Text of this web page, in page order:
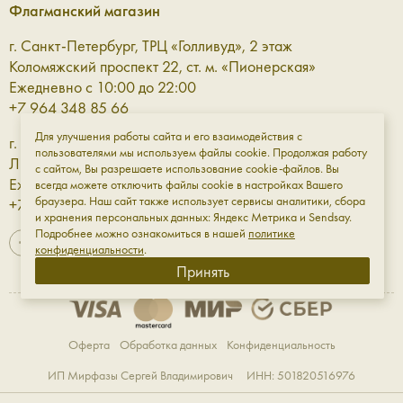
Модные сумки среднего размера — про
выразительную простоту
Средние женские сумки — самое приятное решение для
капсульного гардероба: они идеальны по своим
габаритам, если вам нужно выбрать что-то одно. А если
нет — то к ней в пару всегда можно выбрать другую,
например, более фактурную или акцентную по цвету.
Среди наших моделей:
W5103 — сумка, которую можно просто взять в
спешке и быть уверенной, что она отлично встроится
W4103— сумка для повседневной носки с мягкой
текстурой и объёмом «ровно столько, сколько и
W5122— мягкий клатч с выразительной формой,
который особенно хорошо звучит в вечерних и
более собранных образах. А длинный ремешок даёт
Флагманский магазин
г. Санкт-Петербург, ТРЦ «Голливуд», 2 этаж
Коломяжский проспект 22, ст. м. «Пионерская»
Ежедневно с 10:00 до 22:00
+7 964 348 85 66
г. Санкт-Петербург, ТРЦ «Галерея» 3 этаж
Лиговский проспект, 30а, ст. м. «Площадь Восстания»
Ежедневно с 10:00 до 23:00
+7 961 811-18-98
Оферта Обработка данных
Конфиденциальность
ИП Мирфазы Сергей Владимирович ИНН: 501820516976
Для улучшения работы сайта и его взаимодействия с
пользователями мы используем файлы cookie. Продолжая работу
с сайтом, Вы разрешаете использование cookie-файлов. Вы
всегда можете отключить файлы cookie в настройках Вашего
браузера. Наш сайт также использует сервисы аналитики, сбора
и хранения персональных данных: Яндекс Метрика и Sendsay.
Подробнее можно ознакомиться в нашей политике
конфиденциальности.
Принять